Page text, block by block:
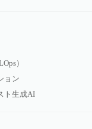
）
ョン
ト生成AI